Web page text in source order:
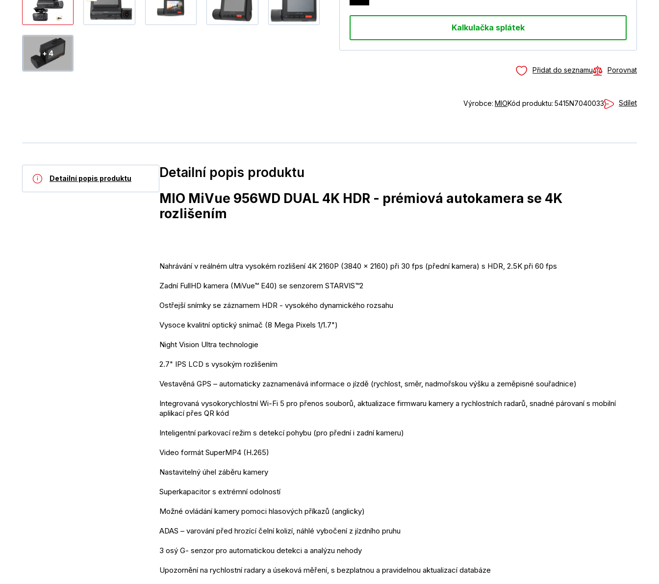
+ 4
Kalkulačka splátek
Přidat do seznamu Porovnat
Výrobce: MIOKód produktu: 5415N7040033 Sdílet
Detailní popis produktu
Detailní popis produktu
MIO MiVue 956WD DUAL 4K HDR - prémiová autokamera se 4K
rozlišením
Nahrávání v reálném ultra vysokém rozlišení 4K 2160P (3840 x 2160) při 30 fps (přední kamera) s HDR, 2.5K při 60 fps
Zadní FullHD kamera (MiVue™ E40) se senzorem STARVIS™2
Ostřejší snímky se záznamem HDR - vysokého dynamického rozsahu
Vysoce kvalitní optický snímač (8 Mega Pixels 1/1.7")
Night Vision Ultra technologie
2.7" IPS LCD s vysokým rozlišením
Vestavěná GPS – automaticky zaznamenává informace o jízdě (rychlost, směr, nadmořskou výšku a zeměpisné souřadnice)
Integrovaná vysokorychlostní Wi-Fi 5 pro přenos souborů, aktualizace firmwaru kamery a rychlostních radarů, snadné párovaní s mobilní
aplikací přes QR kód
Inteligentní parkovací režim s detekcí pohybu (pro přední i zadní kameru)
Video formát SuperMP4 (H.265)
Nastavitelný úhel záběru kamery
Superkapacitor s extrémní odolností
Možné ovládání kamery pomoci hlasových příkazů (anglicky)
ADAS – varování před hrozící čelní kolizí, náhlé vybočení z jízdního pruhu
3 osý G- senzor pro automatickou detekci a analýzu nehody
Upozornění na rychlostní radary a úseková měření, s bezplatnou a pravidelnou aktualizací databáze